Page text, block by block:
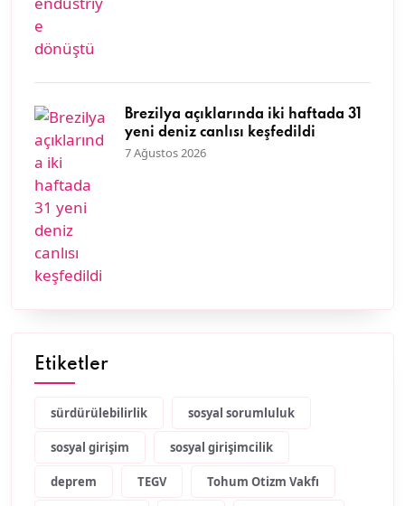
Brezilya açıklarında iki haftada 31
yeni deniz canlısı keşfedildi
7 Ağustos 2026
Etiketler
sürdürülebilirlik sosyal sorumluluk
sosyal girişim sosyal girişimcilik
deprem TEGV Tohum Otizm Vakfı